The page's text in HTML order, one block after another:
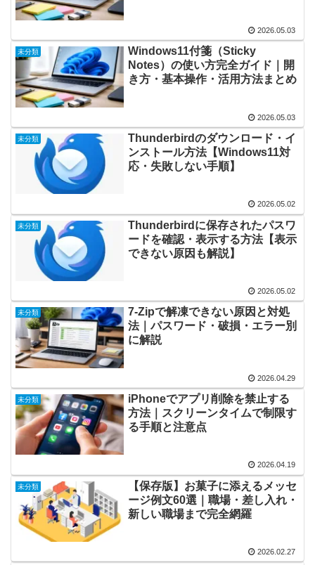
2026.05.03
未分類
Windows11付箋（Sticky
Notes）の使い方完全ガイド｜開
き方・基本操作・活用方法まとめ
2026.05.03
未分類
Thunderbirdのダウンロード・イ
ンストール方法【Windows11対
応・失敗しない手順】
2026.05.02
未分類
Thunderbirdに保存されたパスワ
ードを確認・表示する方法【表示
できない原因も解説】
2026.05.02
未分類
7-Zipで解凍できない原因と対処
法｜パスワード・破損・エラー別
に解説
2026.04.29
未分類
iPhoneでアプリ削除を禁止する
方法｜スクリーンタイムで制限す
る手順と注意点
2026.04.19
未分類
【保存版】お菓子に添えるメッセ
ージ例文60選｜職場・差し入れ・
新しい職場まで完全網羅
2026.02.27